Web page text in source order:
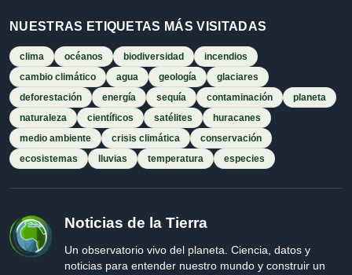
NUESTRAS ETIQUETAS MÁS VISITADAS
clima océanos biodiversidad
incendios
cambio climático
agua geología
glaciares
deforestación
energía sequía contaminación
planeta
naturaleza
científicos satélites
huracanes
medio ambiente
crisis climática
conservación
ecosistemas
lluvias temperatura especies
Noticias de la Tierra
Un observatorio vivo del planeta. Ciencia, datos y
noticias para entender nuestro mundo y construir un